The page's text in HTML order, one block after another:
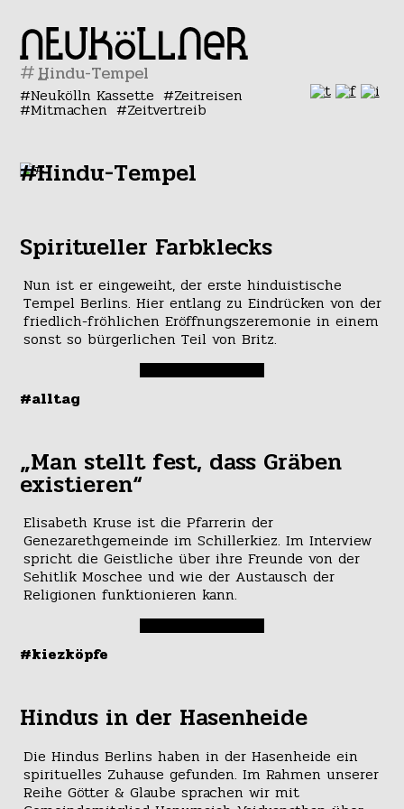
#
Neukölln Kassette Zeitreisen
Mitmachen Zeitvertreib
#Hindu-Tempel
Spiritueller Farbklecks
Nun ist er eingeweiht, der erste hinduistische
Tempel Berlins. Hier entlang zu Eindrücken von der
friedlich-fröhlichen Eröffnungszeremonie in einem
sonst so bürgerlichen Teil von Britz.
#alltag
„Man stellt fest, dass Gräben
existieren“
Elisabeth Kruse ist die Pfarrerin der
Genezarethgemeinde im Schillerkiez. Im Interview
spricht die Geistliche über ihre Freunde von der
Sehitlik Moschee und wie der Austausch der
Religionen funktionieren kann.
#kiezköpfe
Hindus in der Hasenheide
Die Hindus Berlins haben in der Hasenheide ein
spirituelles Zuhause gefunden. Im Rahmen unserer
Reihe Götter & Glaube sprachen wir mit